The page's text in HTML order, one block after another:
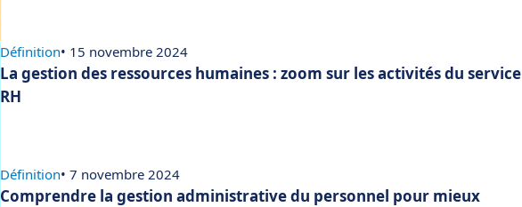
Définition• 15 novembre 2024
La gestion des ressources humaines : zoom sur les activités du service
RH
Définition• 7 novembre 2024
Comprendre la gestion administrative du personnel pour mieux